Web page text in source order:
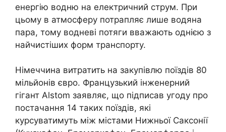
енергію водню на електричний струм. При
цьому в атмосферу потрапляє лише водяна
пара, тому водневі потяги вважають однією з
найчистіших форм транспорту.
Німеччина витратить на закупівлю поїздів 80
мільйонів євро. Французький інженерний
гігант Alstom заявляє, що підписав угоду про
постачання 14 таких поїздів, які
курсуватимуть між містами Нижньої Саксонії